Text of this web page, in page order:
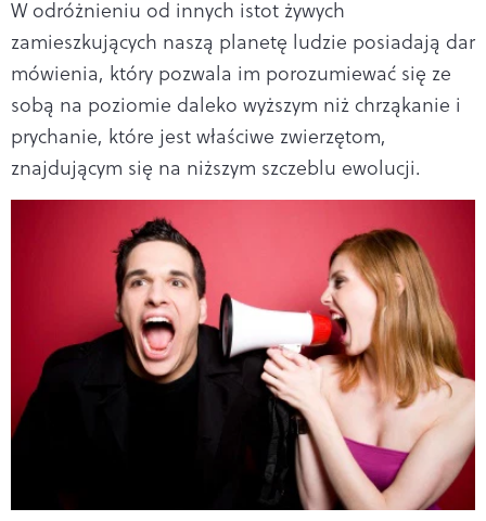
W odróżnieniu od innych istot żywych
zamieszkujących naszą planetę ludzie posiadają dar
mówienia, który po­zwala im porozumiewać się ze
sobą na poziomie daleko wyższym niż chrząkanie i
prychanie, które jest właściwe zwierzętom,
znajdującym się na niższym szczeblu ewolu­cji.